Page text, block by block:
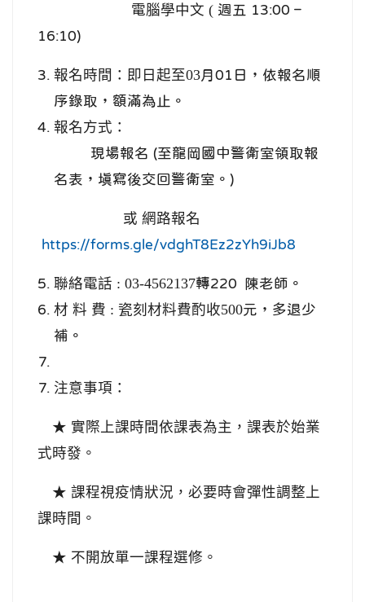
電腦學中文 ( 週五 13:00 –
16:10)
報名時間：即日起至03月01日，依報名順
序錄取，額滿為止。
報名方式：
現場報名 (至龍岡國中警衛室領取報
名表，填寫後交回警衛室。)
或 網路報名
https://forms.gle/vdghT8Ez2zYh9iJb8
聯絡電話 : 03-4562137轉220 陳老師。
材 料 費 : 瓷刻材料費酌收500元，多退少
補。
注意事項：
★ 實際上課時間依課表為主，課表於始業
式時發。
★ 課程視疫情狀況，必要時會彈性調整上
課時間。
★ 不開放單一課程選修。